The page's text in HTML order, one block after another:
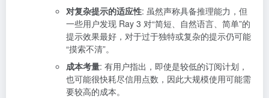
对复杂提示的适应性: 虽然声称具备推理能力，但
一些用户发现 Ray 3 对“简短、自然语言、简单”的
提示效果最好，对于过于独特或复杂的提示仍可能
“摸索不清”。
成本考量: 有用户指出，即使是较低的订阅计划，
也可能很快耗尽信用点数，因此大规模使用可能需
要较高的成本。